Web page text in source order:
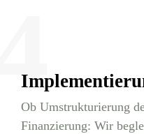
Ob Umstrukturierung
Finanzierung: Wir